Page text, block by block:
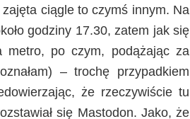
ciągle to czymś innym. Na
godziny 17.30, zatem jak się
metro, po czym, podążając za
– trochę przypadkiem
że rzeczywiście tu
się Mastodon. Jako, że